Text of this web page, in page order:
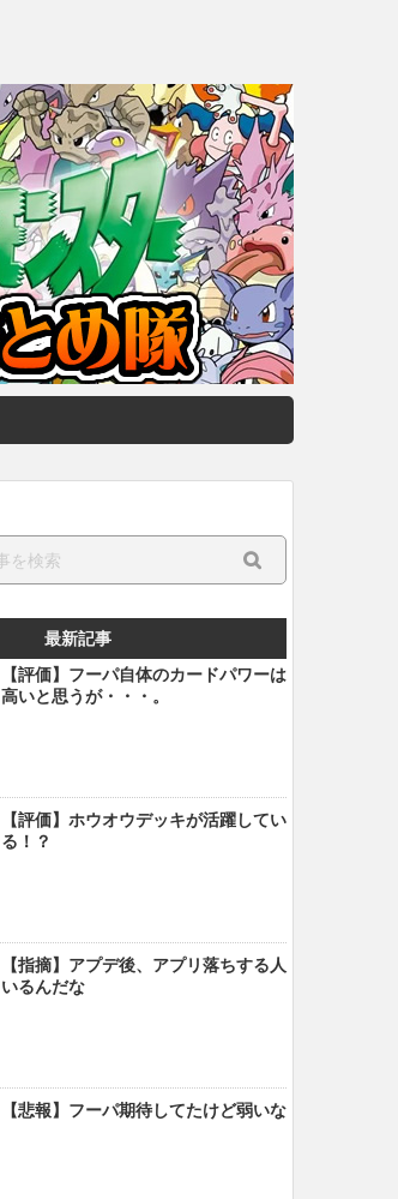
最新記事
【評価】フーパ自体のカードパワーは
高いと思うが・・・。
【評価】ホウオウデッキが活躍してい
る！？
【指摘】アプデ後、アプリ落ちする人
いるんだな
【悲報】フーパ期待してたけど弱いな